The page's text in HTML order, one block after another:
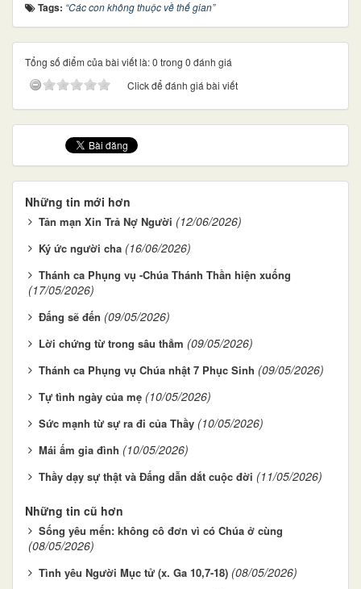
Tags: “Các con không thuộc về thế gian”
Tổng số điểm của bài viết là: 0 trong 0 đánh giá
Click để đánh giá bài viết
Những tin mới hơn
Tản mạn Xin Trả Nợ Người (12/06/2026)
Ký ức người cha (16/06/2026)
Thánh ca Phụng vụ -Chúa Thánh Thần hiện xuống
(17/05/2026)
Đấng sẽ đến (09/05/2026)
Lời chứng từ trong sâu thẳm (09/05/2026)
Thánh ca Phụng vụ Chúa nhật 7 Phục Sinh (09/05/2026)
Tự tình ngày của mẹ (10/05/2026)
Sức mạnh từ sự ra đi của Thầy (10/05/2026)
Mái ấm gia đình (10/05/2026)
Thầy dạy sự thật và Đấng dẫn dắt cuộc đời (11/05/2026)
Những tin cũ hơn
Sống yêu mến: không cô đơn vì có Chúa ở cùng
(08/05/2026)
Tình yêu Người Mục tử (x. Ga 10,7-18) (08/05/2026)